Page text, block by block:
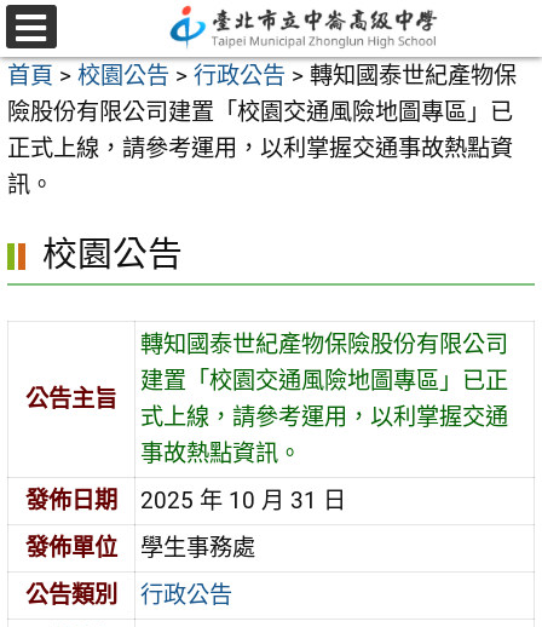
跳
至
主
要
內
容
選
單
首頁 > 校園公告 > 行政公告 > 轉知國泰世紀產物保
險股份有限公司建置「校園交通風險地圖專區」已
正式上線，請參考運用，以利掌握交通事故熱點資
訊。
校園公告
公告主旨
轉知國泰世紀產物保險股份有限公司
建置「校園交通風險地圖專區」已正
式上線，請參考運用，以利掌握交通
事故熱點資訊。
發佈日期
2025 年 10 月 31 日
發佈單位
學生事務處
公告類別
行政公告